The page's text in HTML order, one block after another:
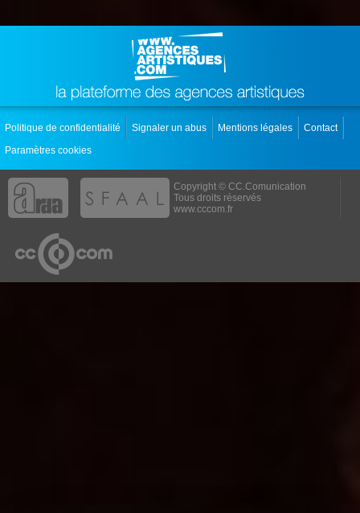
Politique de confidentialité Signaler un abus Mentions légales
Contact
Paramètres cookies
Copyright © CC.Comunication
Tous droits réservés
www.cccom.fr